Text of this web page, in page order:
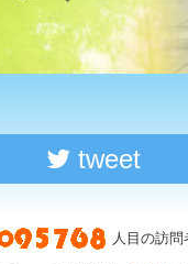
tweet
人目の訪